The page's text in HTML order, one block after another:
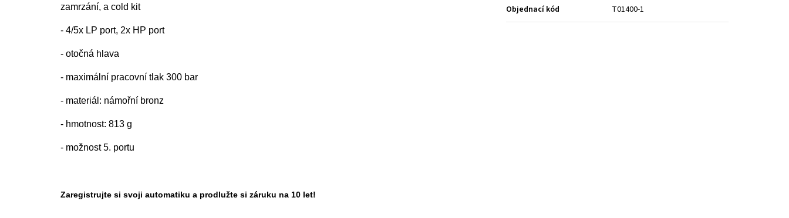
zamrzání, a cold kit
- 4/5x LP port, 2x HP port
- otočná hlava
- maximální pracovní tlak 300 bar
- materiál: námořní bronz
- hmotnost: 813 g
- možnost 5. portu
Zaregistrujte si svoji automatiku a prodlužte si záruku na 10 let!
Objednací kód T01400-1